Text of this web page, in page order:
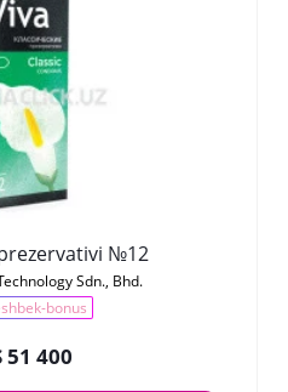
№12
Sdn., Bhd.
bonus
51 400